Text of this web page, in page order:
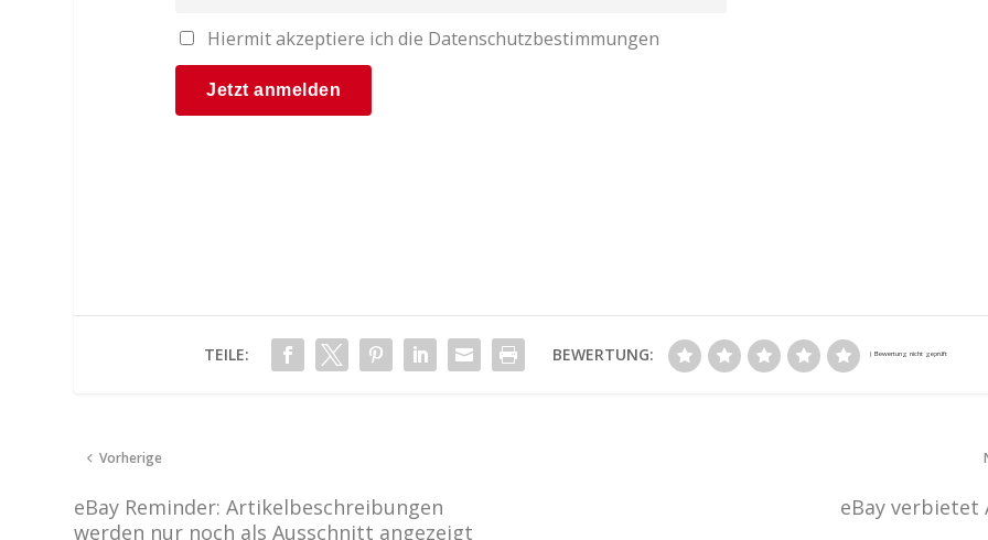
Hiermit akzeptiere ich die Datenschutzbestimmungen
TEILE: BEWERTUNG:
Vorherige
eBay Reminder: Artikelbeschreibungen
werden nur noch als Ausschnitt angezeigt
eBay verbietet